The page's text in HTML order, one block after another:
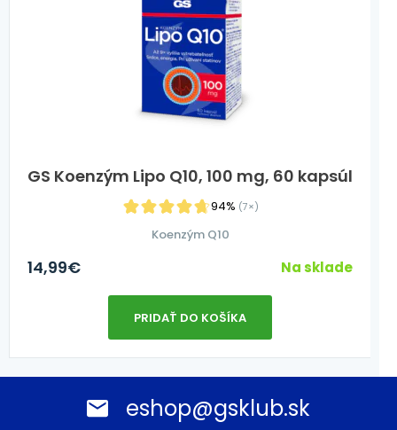
GS Koenzým Lipo Q10, 100 mg, 60 kapsúl
94% (7×)
Koenzým Q10
14,99€ Na sklade
PRIDAŤ DO KOŠÍKA
eshop@gsklub.sk